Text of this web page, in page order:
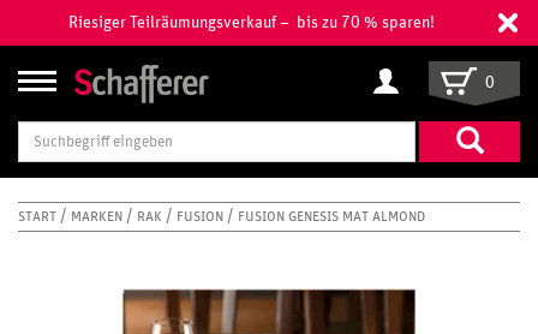
Riesiger Teilräumungsverkauf – bis zu 70 % sparen!
Suchbegriff
eingeben
0
START MARKEN RAK FUSION FUSION GENESIS MAT ALMOND